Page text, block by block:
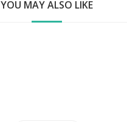
YOU MAY ALSO LIKE